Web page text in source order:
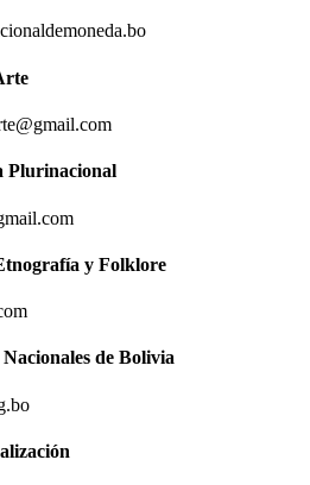
Plurinacional
y Folklore
de Bolivia